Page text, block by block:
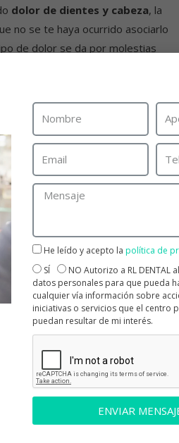
dolor de dientes y cabeza, la
no se te haya ocurrido asociarlo
de dolor se da por molestias
rinosinusitis, ya que uno de los
por la irritación de los nervios
orofacial son los siguientes:
¿a qué
en función de su origen: el
el lugar de la lesión y donde
He leído y acepto la política de
SÍ
NO Autorizo a RL DENTAL
datos personales para que pueda
cualquier vía información sobre
iniciativas o servicios que el centro
puedan resultar de mi interés.
ENVIAR